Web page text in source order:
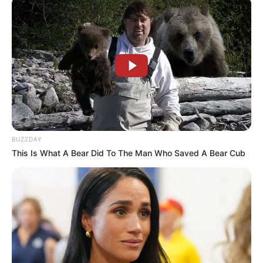
Συγγενείς και φίλοι συγκεντρώθηκαν στον
Ιερό Ναό Ευαγγελισμού της Θεοτόκου για να
συνοδεύσουν την Κατερίνα Πέππα στην
τελευταία της κατοικία.
Η ατμόσφαιρα στο χωριό ήταν βαριά, καθώς η
απώλεια μιας γυναίκας σε αυτή την ηλικία
θεωρείται από όλους πρόωρη και άδικη.
Με πληροφορίες από την ομάδα Aliveritop στο
Facebook.
Περισσότερα νέα από την Εύβοια
Βαρύ πένθος στην Εύβοια για αγαπημένο
καθηγητή
BUZZDAY
This Is What A Bear Did To The Man Who Saved A Bear Cub